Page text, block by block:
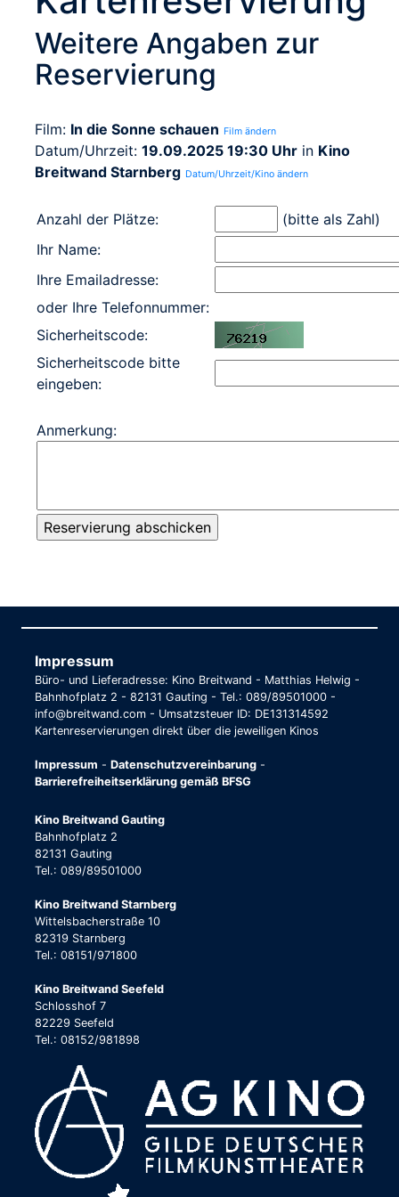
Weitere Angaben zur
Reservierung
Film: In die Sonne schauen Film ändern
Datum/Uhrzeit: 19.09.2025 19:30 Uhr in Kino
Breitwand Starnberg Datum/Uhrzeit/Kino ändern
Anzahl der Plätze:
(bitte als Zahl)
Ihr Name:
Ihre Emailadresse:
oder Ihre Telefonnummer:
Sicherheitscode:
Sicherheitscode bitte
eingeben:
Anmerkung:
Impressum
Büro- und Lieferadresse: Kino Breitwand - Matthias Helwig -
Bahnhofplatz 2 - 82131 Gauting - Tel.: 089/89501000 -
info@breitwand.com - Umsatzsteuer ID: DE131314592
Kartenreservierungen direkt über die jeweiligen Kinos
Impressum - Datenschutzvereinbarung -
Barrierefreiheitserklärung gemäß BFSG
Kino Breitwand Gauting
Bahnhofplatz 2
82131 Gauting
Tel.: 089/89501000
Kino Breitwand Starnberg
Wittelsbacherstraße 10
82319 Starnberg
Tel.: 08151/971800
Kino Breitwand Seefeld
Schlosshof 7
82229 Seefeld
Tel.: 08152/981898